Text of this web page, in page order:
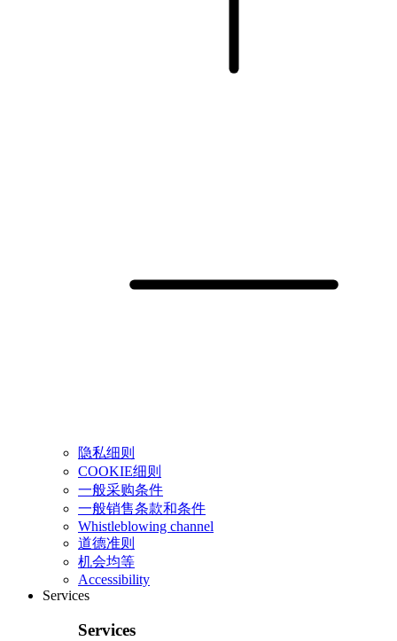
隐私细则
COOKIE细则
一般采购条件
一般销售条款和条件
Whistleblowing channel
道德准则
机会均等
Accessibility
Services
Services